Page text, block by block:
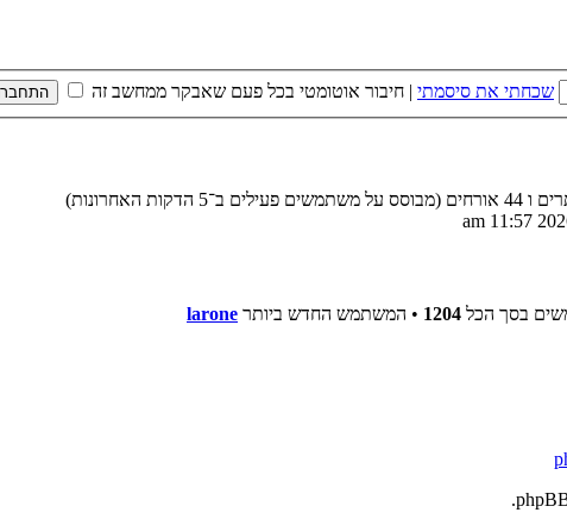
שכחתי את סיסמתי | חיבור אוטומטי בכל פעם שאבקר ממחשב זה
בסך הכל 1204 • המשתמש החדש ביותר larone